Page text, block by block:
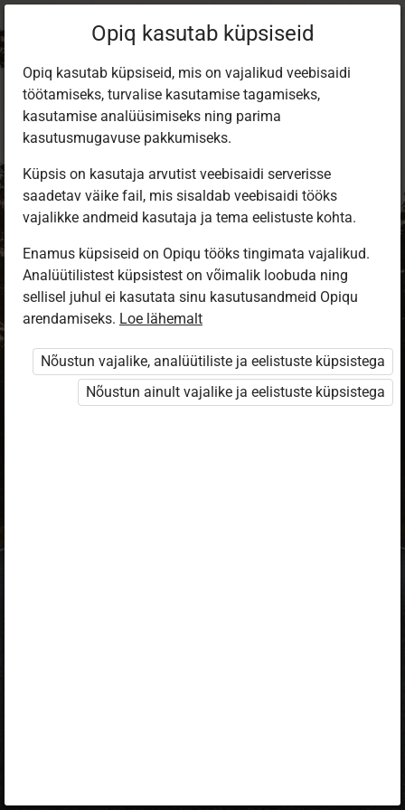
Sisene Opiqusse
Vali, kuidas end tuvastada
eKool
Stuudium
Opiq
HarID
Opiq kasutab küpsiseid
Opiq kasutab küpsiseid, mis on vajalikud veebisaidi
töötamiseks, turvalise kasutamise tagamiseks,
kasutamise analüüsimiseks ning parima
kasutusmugavuse pakkumiseks.
Küpsis on kasutaja arvutist veebisaidi serverisse
saadetav väike fail, mis sisaldab veebisaidi tööks
vajalikke andmeid kasutaja ja tema eelistuste kohta.
Enamus küpsiseid on Opiqu tööks tingimata vajalikud.
Analüütilistest küpsistest on võimalik loobuda ning
sellisel juhul ei kasutata sinu kasutusandmeid Opiqu
arendamiseks. Loe lähemalt
Nõustun vajalike, analüütiliste ja eelistuste küpsistega
Nõustun ainult vajalike ja eelistuste küpsistega